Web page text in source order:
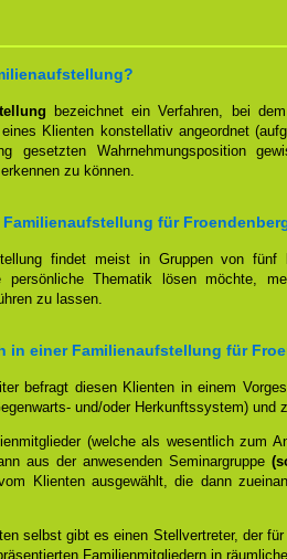
bezeichnet ein Verfahren, bei
eines Klienten konstellativ angeordnet
gesetzten Wahrnehmungsposition
zu können.
Familienaufstellung für
findet meist in Gruppen von
persönliche Thematik lösen möchte,
zu lassen.
in einer Familienaufstellung für
befragt diesen Klienten in einem
und/oder Herkunftssystem) und
(welche als wesentlich zum
aus der anwesenden Seminargruppe
Klienten ausgewählt, die dann
selbst gibt es einen Stellvertreter, der
Familienmitgliedern in